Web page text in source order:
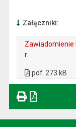
Załączniki:
Zawiadomienie
r.
pdf 273 kB